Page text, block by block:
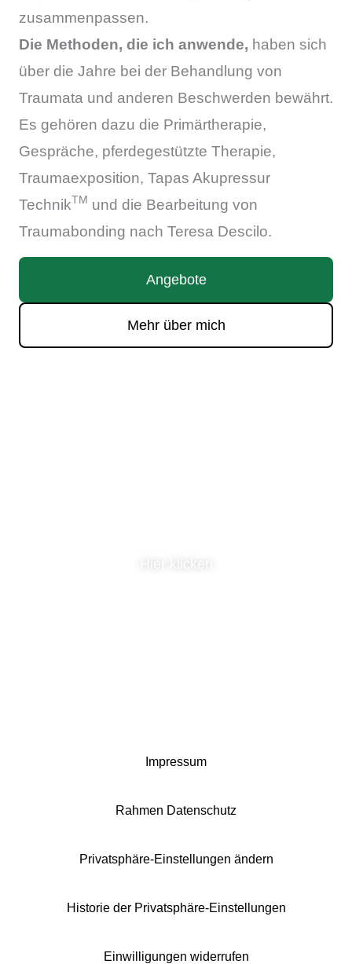
zusammenpassen.
Die Methoden, die ich anwende, haben sich
über die Jahre bei der Behandlung von
Traumata und anderen Beschwerden bewährt.
Es gehören dazu die Primärtherapie,
Gespräche, pferdegestützte Therapie,
Traumaexposition, Tapas Akupressur
TechnikTM und die Bearbeitung von
Traumabonding nach Teresa Descilo.
Angebote
Mehr über mich
Impressum
Rahmen Datenschutz
Privatsphäre-Einstellungen ändern
Historie der Privatsphäre-Einstellungen
Einwilligungen widerrufen